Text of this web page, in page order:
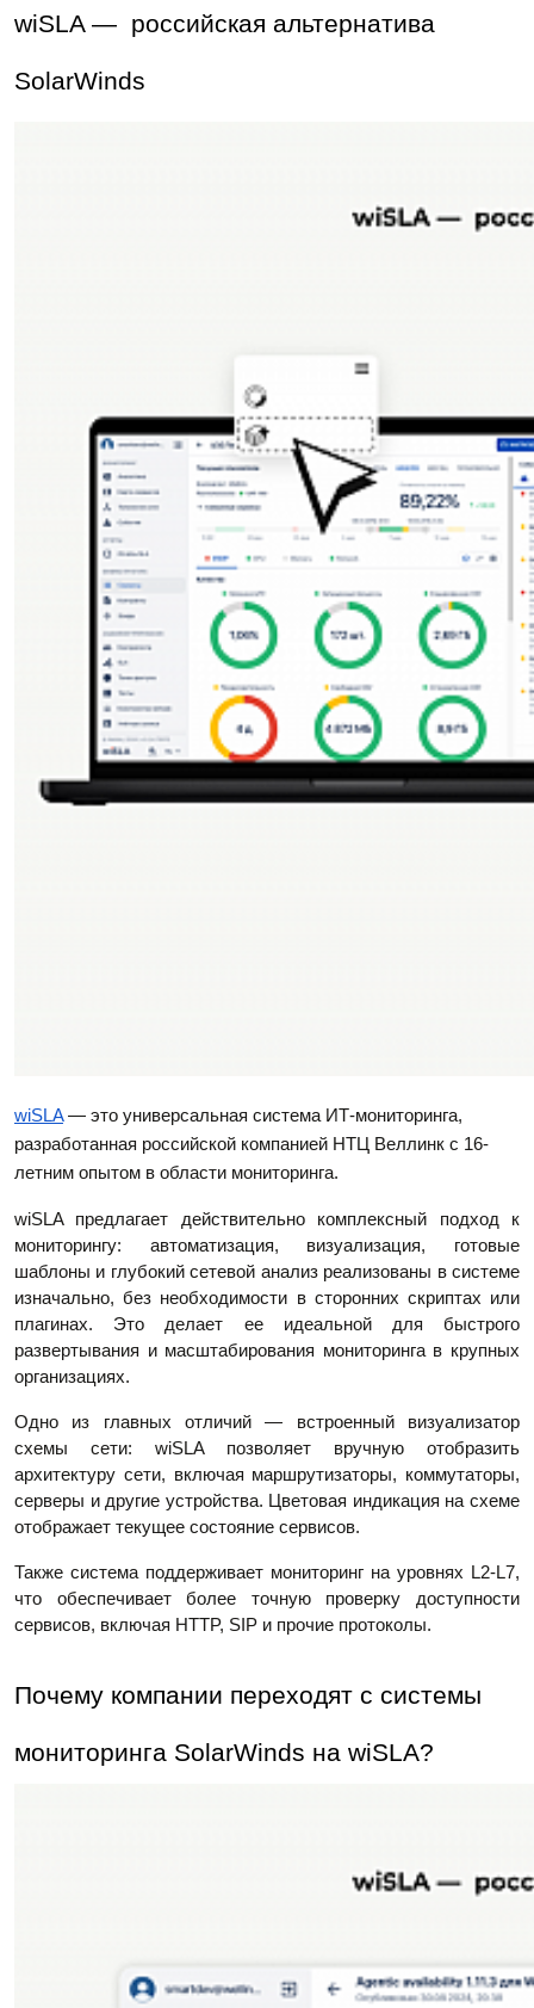
wiSLA — российская альтернатива
SolarWinds
wiSLA— это универсальная система ИТ-мониторинга,
разработанная российской компанией НТЦ Веллинк с 16-
летним опытом в области мониторинга.
wiSLA предлагает действительно комплексный подход к
мониторингу: автоматизация, визуализация, готовые
шаблоны и глубокий сетевой анализ реализованы в системе
изначально, без необходимости в сторонних скриптах или
плагинах. Это делает ее идеальной для быстрого
развертывания и масштабирования мониторинга в крупных
организациях.
Одно из главных отличий — встроенный визуализатор
схемы сети: wiSLA позволяет вручную отобразить
архитектуру сети, включая маршрутизаторы, коммутаторы,
серверы и другие устройства. Цветовая индикация на схеме
отображает текущее состояние сервисов.
Также система поддерживает мониторинг на уровнях L2-L7,
что обеспечивает более точную проверку доступности
сервисов, включая HTTP, SIP и прочие протоколы.
Почему компании переходят с системы
мониторинга SolarWinds на wiSLA?